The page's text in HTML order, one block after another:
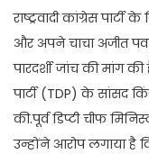
राष्ट्रवादी कांग्रेस पार्टी
और अपने चाचा अजीत
पारदर्शी जांच की मांग
पार्टी (TDP) के सांसद
की.पूर्व डिप्टी चीफ
उन्होंने आरोप लगाया है